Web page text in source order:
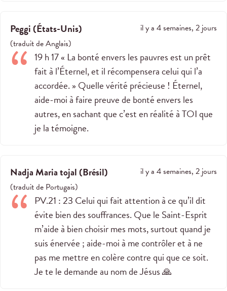
Peggi(États-Unis)
il y a 4 semaines, 2 jours
(traduit deAnglais)
19 h 17 « La bonté envers les pauvres est un prêt
fait à l’Éternel, et il récompensera celui qui l’a
accordée. » Quelle vérité précieuse ! Éternel,
aide-moi à faire preuve de bonté envers les
autres, en sachant que c’est en réalité à TOI que
je la témoigne.
Nadja Maria tojal(Brésil)
il y a 4 semaines, 2 jours
(traduit de Portugais)
PV.21 : 23 Celui qui fait attention à ce qu’il dit
évite bien des souffrances. Que le Saint-Esprit
m’aide à bien choisir mes mots, surtout quand je
suis énervée ; aide-moi à me contrôler et à ne
pas me mettre en colère contre qui que ce soit.
Je te le demande au nom de Jésus 🙏